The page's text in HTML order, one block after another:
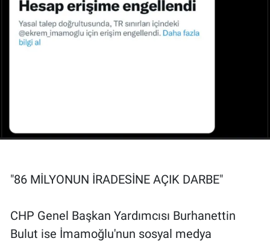
"86 MİLYONUN İRADESİNE AÇIK DARBE"
CHP Genel Başkan Yardımcısı Burhanettin
Bulut ise İmamoğlu'nun sosyal medya